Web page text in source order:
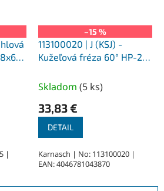
|
–15 %
113100020 | J (KSJ) -
Kužeľová fréza 60° HP-2
nepovlakované
Skladom (5 ks)
33,83 €
DETAIL
Karnasch | No: 113100020 |
EAN: 4046781043870